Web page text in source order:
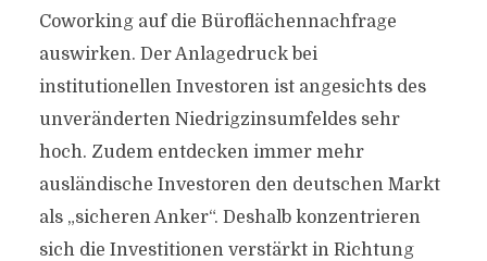
Coworking auf die Büroflächennachfrage
auswirken. Der Anlagedruck bei
institutionellen Investoren ist angesichts des
unveränderten Niedrigzinsumfeldes sehr
hoch. Zudem entdecken immer mehr
ausländische Investoren den deutschen Markt
als „sicheren Anker“. Deshalb konzentrieren
sich die Investitionen verstärkt in Richtung